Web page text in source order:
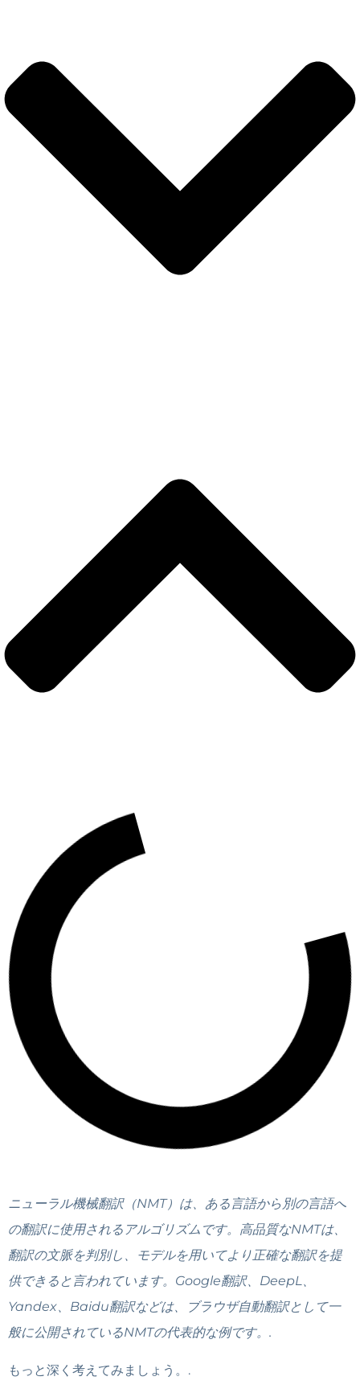
ニューラル機械翻訳（NMT）は、ある言語から別の言語へ
の翻訳に使用されるアルゴリズムです。高品質なNMTは、
翻訳の文脈を判別し、モデルを用いてより正確な翻訳を提
供できると言われています。Google翻訳、DeepL、
Yandex、Baidu翻訳などは、ブラウザ自動翻訳として一
般に公開されているNMTの代表的な例です。.
もっと深く考えてみましょう。.